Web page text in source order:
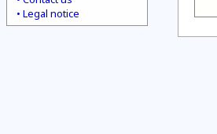
Legal notice